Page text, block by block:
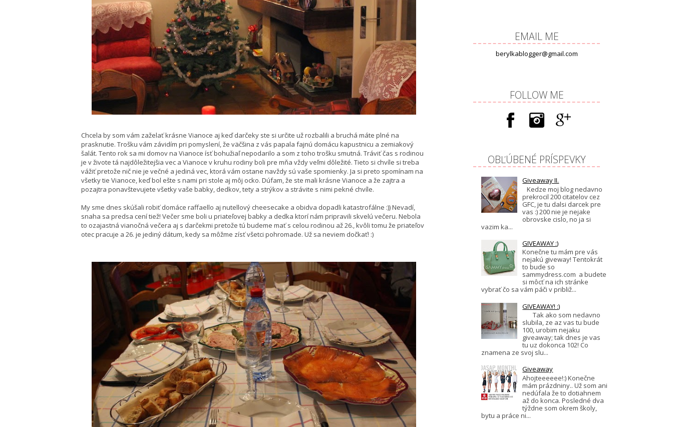
Chcela by som vám zaželať krásne Vianoce aj keď darčeky ste si určite už rozbalili a bruchá máte plné na
prasknutie. Trošku vám závidím pri pomyslení, že väčšina z vás papala fajnú domácu kapustnicu a zemiakový
šalát. Tento rok sa mi domov na Vianoce ísť bohužiaľ nepodarilo a som z toho trošku smutná. Tráviť čas s rodinou
je v živote tá najdôležitejšia vec a Vianoce v kruhu rodiny boli pre mňa vždy veľmi dôležité. Tieto si chvíle si treba
vážiť pretože nič nie je večné a jediná vec, ktorá vám ostane navždy sú vaše spomienky. Ja si preto spomínam na
všetky tie Vianoce, keď bol ešte s nami pri stole aj môj ocko. Dúfam, že ste mali krásne Vianoce a že zajtra a
pozajtra ponavštevujete všetky vaše babky, dedkov, tety a strýkov a strávite s nimi pekné chvíle.
My sme dnes skúšali robiť domáce raffaello aj nutellový cheesecake a obidva dopadli katastrofálne :)) Nevadí,
snaha sa predsa cení tiež! Večer sme boli u priateľovej babky a dedka ktorí nám pripravili skvelú večeru. Nebola
to ozajastná vianočná večera aj s darčekmi pretože tú budeme mať s celou rodinou až 26., kvôli tomu že priateľov
otec pracuje a 26. je jediný dátum, kedy sa môžme zísť všetci pohromade. Už sa neviem dočkať! :)
EMAIL ME
berylkablogger@gmail.com
FOLLOW ME
OBĽÚBENÉ PRÍSPEVKY
Giveaway II.
Kedze moj blog nedavno
prekrocil 200 citatelov cez
GFC, je tu dalsi darcek pre
vas :) 200 nie je nejake
obrovske cislo, no ja si
vazim ka...
GIVEAWAY :)
Konečne tu mám pre vás
nejakú giveway! Tentokrát
to bude so
sammydress.com a budete
si môcť na ich stránke
vybrať čo sa vám páči v približ...
GIVEAWAY! :)
Tak ako som nedavno
slubila, ze az vas tu bude
100, urobim nejaku
giveaway; tak dnes je vas
tu uz dokonca 102! Co
znamena ze svoj slu...
Giveaway
Ahojteeeeee!:) Konečne
mám prázdniny.. Už som ani
nedúfala že to dotiahnem
až do konca. Posledné dva
týždne som okrem školy,
bytu a práce ni...